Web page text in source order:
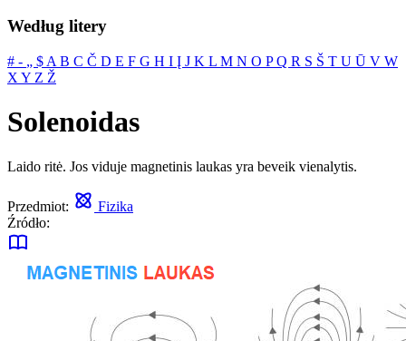
Według litery
# ‐ „ $ A B C Č D E F G H I Į J K L M N O PQ R S Š T U Ū V W
X Y Z Ž
Solenoidas
Laido ritė. Jos viduje magnetinis laukas yra beveik vienalytis.
Przedmiot:
Fizika
Źródło: